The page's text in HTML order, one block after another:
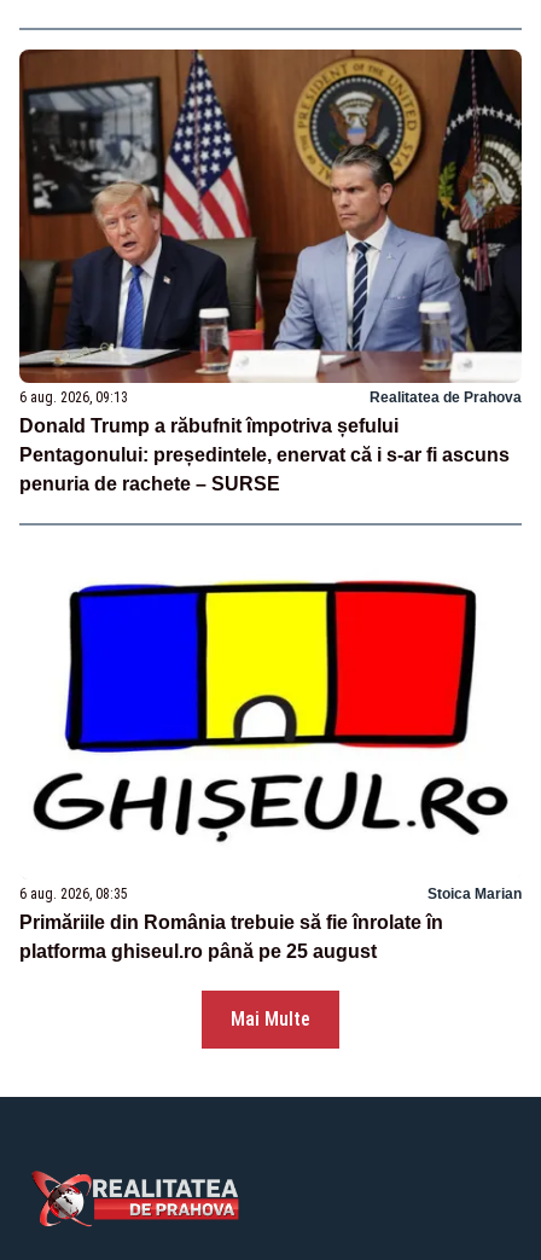
6 aug. 2026, 09:13 Realitatea de Prahova
Donald Trump a răbufnit împotriva șefului
Pentagonului: președintele, enervat că i s-ar fi ascuns
penuria de rachete – SURSE
6 aug. 2026, 08:35 Stoica Marian
Primăriile din România trebuie să fie înrolate în
platforma ghiseul.ro până pe 25 august
Mai Multe